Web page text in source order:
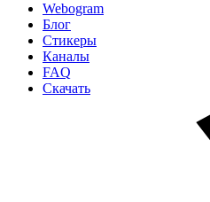
Webogram
Блог
Стикеры
Каналы
FAQ
Скачать